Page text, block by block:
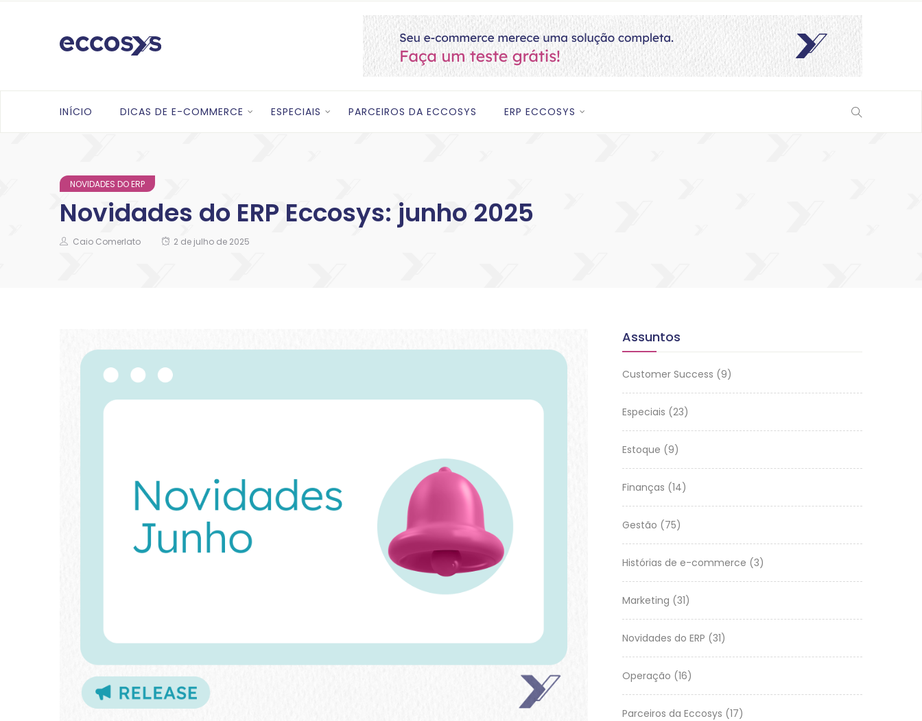
INÍCIO DICAS DE E-COMMERCE ESPECIAIS PARCEIROS DA ECCOSYS ERP ECCOSYS
NOVIDADES DO ERP
Novidades do ERP Eccosys: junho 2025
Caio Comerlato 2 de julho de 2025
Assuntos
Customer Success (9)
Especiais (23)
Estoque (9)
Finanças (14)
Gestão (75)
Histórias de e-commerce (3)
Marketing (31)
Novidades do ERP (31)
Operação (16)
Parceiros da Eccosys (17)